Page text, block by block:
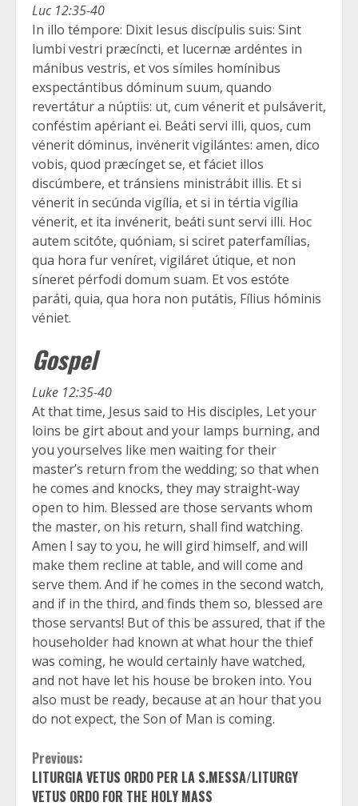
Luc 12:35-40
In illo témpore: Dixit Iesus discípulis suis: Sint
lumbi vestri præcíncti, et lucernæ ardéntes in
mánibus vestris, et vos símiles homínibus
exspectántibus dóminum suum, quando
revertátur a núptiis: ut, cum vénerit et pulsáverit,
conféstim apériant ei. Beáti servi illi, quos, cum
vénerit dóminus, invénerit vigilántes: amen, dico
vobis, quod præcínget se, et fáciet illos
discúmbere, et tránsiens ministrábit illis. Et si
vénerit in secúnda vigília, et si in tértia vigília
vénerit, et ita invénerit, beáti sunt servi illi. Hoc
autem scitóte, quóniam, si sciret paterfamílias,
qua hora fur veníret, vigiláret útique, et non
síneret pérfodi domum suam. Et vos estóte
paráti, quia, qua hora non putátis, Fílius hóminis
véniet.
Gospel
Luke 12:35-40
At that time, Jesus said to His disciples, Let your
loins be girt about and your lamps burning, and
you yourselves like men waiting for their
master’s return from the wedding; so that when
he comes and knocks, they may straight-way
open to him. Blessed are those servants whom
the master, on his return, shall find watching.
Amen I say to you, he will gird himself, and will
make them recline at table, and will come and
serve them. And if he comes in the second watch,
and if in the third, and finds them so, blessed are
those servants! But of this be assured, that if the
householder had known at what hour the thief
was coming, he would certainly have watched,
and not have let his house be broken into. You
also must be ready, because at an hour that you
do not expect, the Son of Man is coming.
Continue
Reading
Previous:
LITURGIA VETUS ORDO PER LA S.MESSA/LITURGY
VETUS ORDO FOR THE HOLY MASS